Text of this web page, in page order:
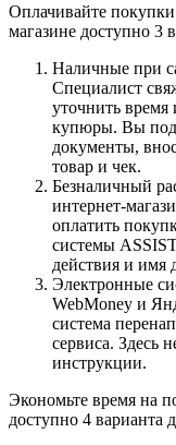
Оплачивайте
магазине доступно 3
Наличные при
Специалист
уточнить время
купюры. Вы
документы,
товар и чек.
Безналичный
интернет-
оплатить
системы
действия и имя
Электронные
WebMoney и
система
сервиса. Здесь
инструкции.
Экономьте время на
доступно 4 варианта